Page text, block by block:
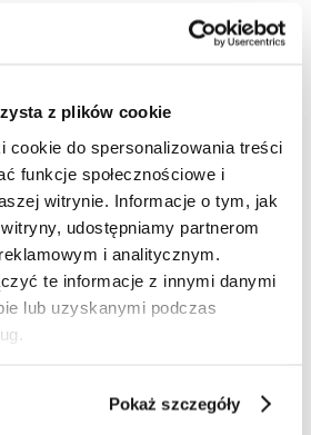
z plików cookie
cookie do spersonalizowania treści
funkcje społecznościowe i
witrynie. Informacje o tym, jak
udostępniamy partnerom
i analitycznym.
te informacje z innymi danymi
lub uzyskanymi podczas
Pokaż szczegóły
PRODUKTY
kota granatowy